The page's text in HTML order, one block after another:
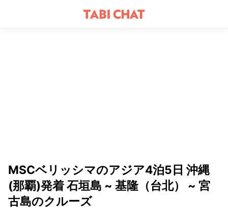
MSCベリッシマのアジア4泊5日 沖縄
(那覇)発着 石垣島 ~ 基隆（台北） ~ 宮
古島のクルーズ